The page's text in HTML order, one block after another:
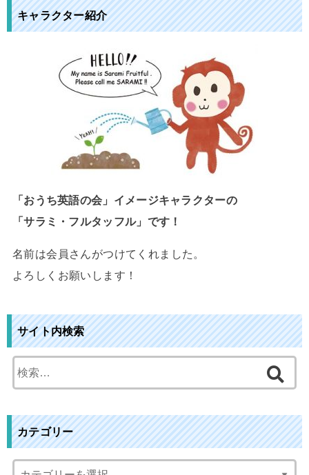
キャラクター紹介
「おうち英語の会」イメージキャラクターの
「サラミ・フルタッフル」です！
名前は会員さんがつけてくれました。
よろしくお願いします！
サイト内検索
索
カテゴリー